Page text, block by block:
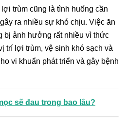
trùm cũng là tình huống cần
ra nhiều sự khó chịu. Việc ăn
bị ảnh hưởng rất nhiều vì thức
trí lợi trùm, vệ sinh khó sạch và
vi khuẩn phát triển và gây bệnh
sẽ đau trong bao lâu?